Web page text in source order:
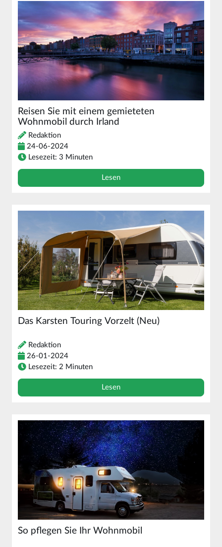
Reisen Sie mit einem gemieteten
Wohnmobil durch Irland
Redaktion
24-06-2024
Lesezeit: 3 Minuten
Lesen
Das Karsten Touring Vorzelt (Neu)
Redaktion
26-01-2024
Lesezeit: 2 Minuten
Lesen
So pflegen Sie Ihr Wohnmobil